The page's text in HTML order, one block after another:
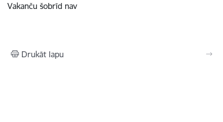
Vakanču šobrīd nav
Drukāt lapu